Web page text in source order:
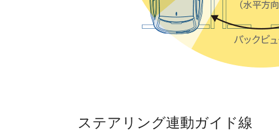
ステアリング連動ガイド線